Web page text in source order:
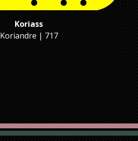
Koriass
Koriandre | 717